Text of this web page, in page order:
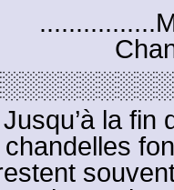
Jusqu’à la fin
chandelles